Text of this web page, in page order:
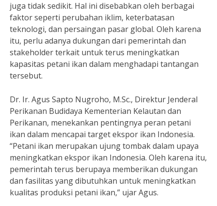
juga tidak sedikit. Hal ini disebabkan oleh berbagai
faktor seperti perubahan iklim, keterbatasan
teknologi, dan persaingan pasar global. Oleh karena
itu, perlu adanya dukungan dari pemerintah dan
stakeholder terkait untuk terus meningkatkan
kapasitas petani ikan dalam menghadapi tantangan
tersebut.
Dr. Ir. Agus Sapto Nugroho, M.Sc., Direktur Jenderal
Perikanan Budidaya Kementerian Kelautan dan
Perikanan, menekankan pentingnya peran petani
ikan dalam mencapai target ekspor ikan Indonesia.
“Petani ikan merupakan ujung tombak dalam upaya
meningkatkan ekspor ikan Indonesia. Oleh karena itu,
pemerintah terus berupaya memberikan dukungan
dan fasilitas yang dibutuhkan untuk meningkatkan
kualitas produksi petani ikan,” ujar Agus.